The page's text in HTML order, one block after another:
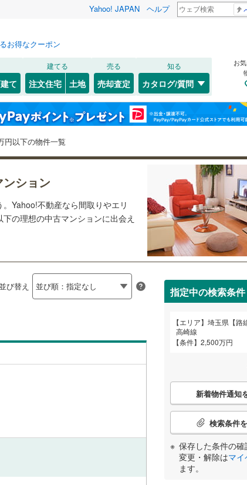
Yahoo! JAPAN ヘルプ
お得なクーポン
て
建てる
注文住宅 土地
売る
売却査定
知る
カタログ/質問
お
円以下の物件一覧
ション
Yahoo!不動産なら間取りやエリ
の理想の中古マンションに出会え
び替え 指定中の検索条件
エリア
埼玉県【路
高崎線
条件
2,500万円
こ
検
条
件
新着物件通知
検索条件
保存した条件の
変更・解除はマイ
ます。
秋田 山形 福島
千葉
三重
和歌山
広島 山口
高知
鹿児島
条件を
北区(35) 大宮区(22)
中央区(5) 桜区(27)
南区(41)
熊谷市(27) 川口市(182)
秩父市(0) 所沢市(57)
本庄市(8)
鴻巣市(23) 深谷市(7)
入間市(
久喜市(21)
富士見市(23)
(15)
日高市(0)
白岡市(
条件を
条件を
川越線(152) 高崎線(217
湘南新宿ライン（前橋～小田原）
(214 )
武蔵野線(195
上越新幹線(71) 山形新幹線(42)
北陸新幹線
東京メトロ副都心線(18)
つくばエクスプレス(
東武日光線(17) 東武野田線(112)
東武越生線(23 ) 西武池袋線(173)
西武狭山線(28)
条件を
(16) ( 27) (21) (16) (19) (14)
(5
条件を
築古・築30年以上（198）
自転車置き場（
エレベーター バイク置き場 （56
オートロック（65） 防犯カメラ（46）
24時間有人管理（0）
2階以上
制震構造 （2）
低層マンション（
下）（ 34）
条件を
を保存しました
は、 マイページから設定できます。
た条件を見る
、2,500万円
条件を保存する
お気に入りリストを見る
閉じる
お気に入りリストを見る
閉じる